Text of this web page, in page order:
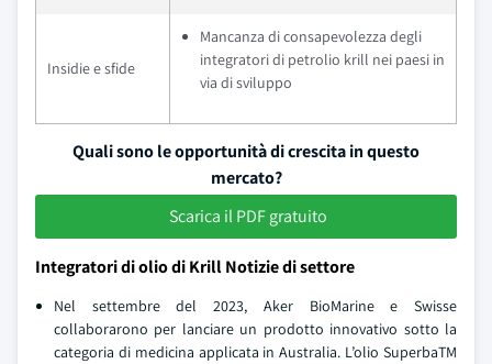
Insidie e sfide
Mancanza di consapevolezza degli
integratori di petrolio krill nei paesi in
via di sviluppo
Quali sono le opportunità di crescita in questo
mercato?
Scarica il PDF gratuito
Integratori di olio di Krill Notizie di settore
Nel settembre del 2023, Aker BioMarine e Swisse
collaborarono per lanciare un prodotto innovativo sotto la
categoria di medicina applicata in Australia. L’olio SuperbaTM